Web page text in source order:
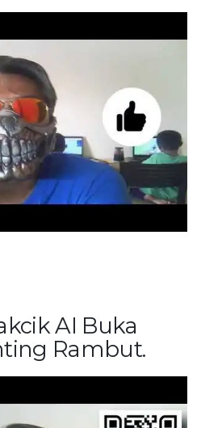
AI Buka
Rambut.